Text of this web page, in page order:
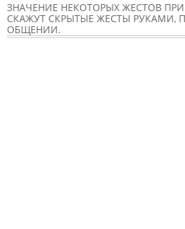
ЗНАЧЕНИЕ НЕКОТОРЫХ ЖЕСТОВ
СКАЖУТ СКРЫТЫЕ ЖЕСТЫ РУКАМИ,
ОБЩЕНИИ.